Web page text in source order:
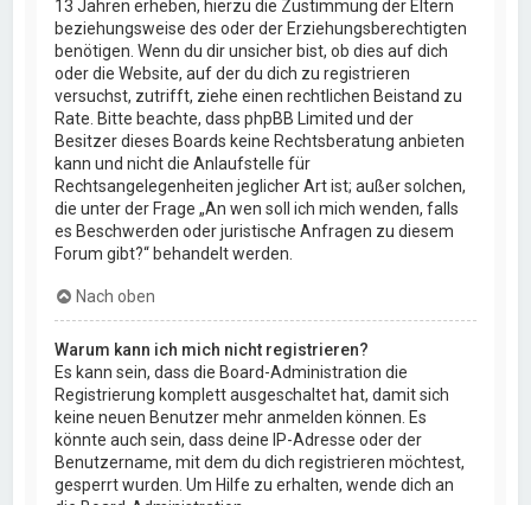
13 Jahren erheben, hierzu die Zustimmung der Eltern
beziehungsweise des oder der Erziehungsberechtigten
benötigen. Wenn du dir unsicher bist, ob dies auf dich
oder die Website, auf der du dich zu registrieren
versuchst, zutrifft, ziehe einen rechtlichen Beistand zu
Rate. Bitte beachte, dass phpBB Limited und der
Besitzer dieses Boards keine Rechtsberatung anbieten
kann und nicht die Anlaufstelle für
Rechtsangelegenheiten jeglicher Art ist; außer solchen,
die unter der Frage „An wen soll ich mich wenden, falls
es Beschwerden oder juristische Anfragen zu diesem
Forum gibt?“ behandelt werden.
Nach oben
Warum kann ich mich nicht registrieren?
Es kann sein, dass die Board-Administration die
Registrierung komplett ausgeschaltet hat, damit sich
keine neuen Benutzer mehr anmelden können. Es
könnte auch sein, dass deine IP-Adresse oder der
Benutzername, mit dem du dich registrieren möchtest,
gesperrt wurden. Um Hilfe zu erhalten, wende dich an